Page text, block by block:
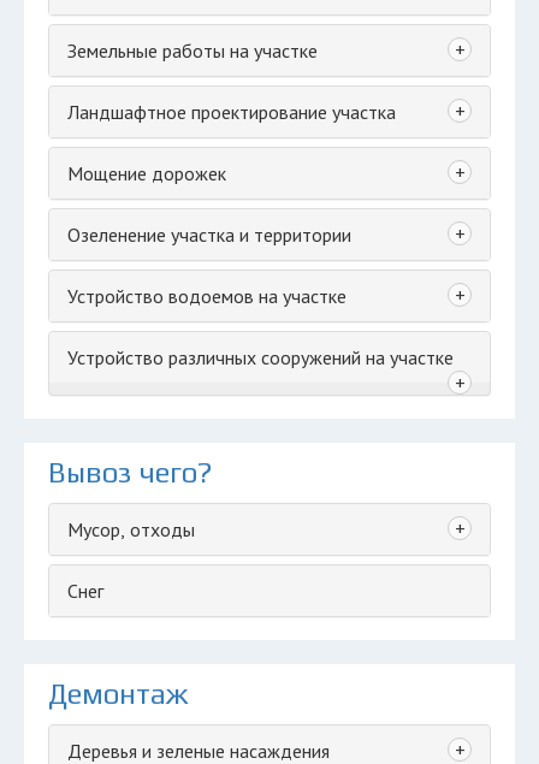
Земельные работы на участке +
Ландшафтное проектирование участка +
Мощение дорожек +
Озеленение участка и территории +
Устройство водоемов на участке +
Устройство различных сооружений на участке
+
Вывоз чего?
Мусор, отходы +
Снег
Демонтаж
Деревья и зеленые насаждения +